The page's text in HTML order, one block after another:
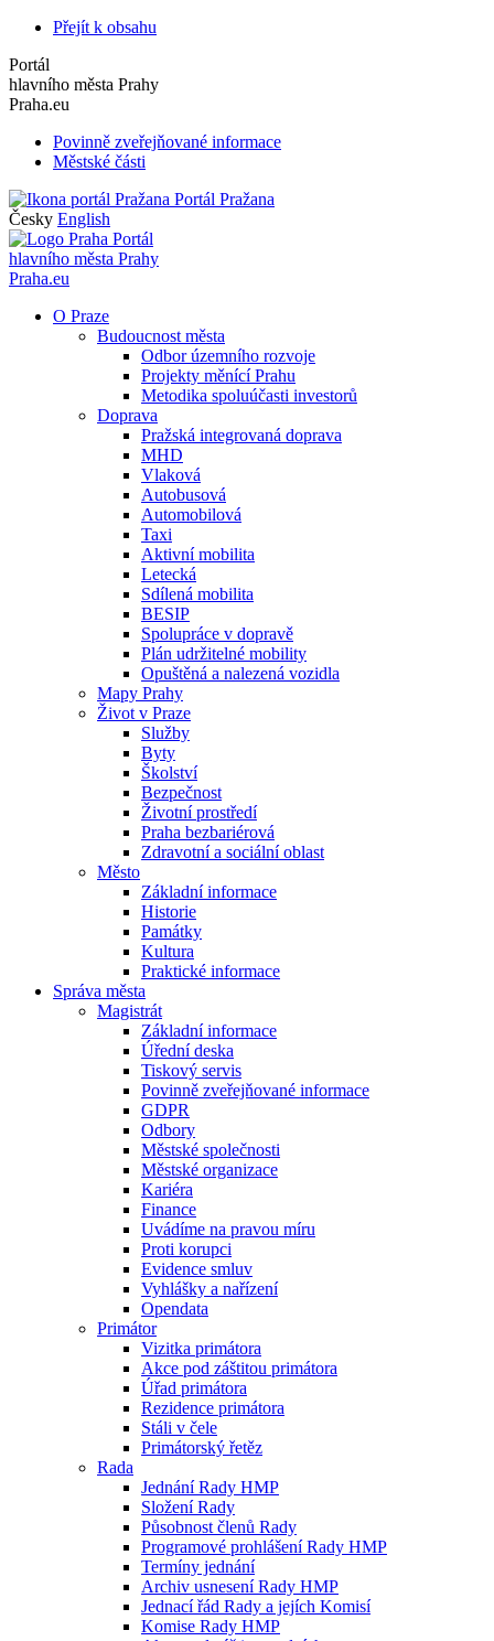
Přejít k obsahu
Portál
hlavního města Prahy
Praha.eu
Povinně zveřejňované informace
Městské části
Portál Pražana
Česky English
Portál
hlavního města Prahy
Praha.eu
O Praze
Budoucnost města
Odbor územního rozvoje
Projekty měnící Prahu
Metodika spoluúčasti investorů
Doprava
Pražská integrovaná doprava
MHD
Vlaková
Autobusová
Automobilová
Taxi
Aktivní mobilita
Letecká
Sdílená mobilita
BESIP
Spolupráce v dopravě
Plán udržitelné mobility
Opuštěná a nalezená vozidla
Mapy Prahy
Život v Praze
Služby
Byty
Školství
Bezpečnost
Životní prostředí
Praha bezbariérová
Zdravotní a sociální oblast
Město
Základní informace
Historie
Památky
Kultura
Praktické informace
Správa města
Magistrát
Základní informace
Úřední deska
Tiskový servis
Povinně zveřejňované informace
GDPR
Odbory
Městské společnosti
Městské organizace
Kariéra
Finance
Uvádíme na pravou míru
Proti korupci
Evidence smluv
Vyhlášky a nařízení
Opendata
Primátor
Vizitka primátora
Akce pod záštitou primátora
Úřad primátora
Rezidence primátora
Stáli v čele
Primátorský řetěz
Rada
Jednání Rady HMP
Složení Rady
Působnost členů Rady
Programové prohlášení Rady HMP
Termíny jednání
Archiv usnesení Rady HMP
Jednací řád Rady a jejích Komisí
Komise Rady HMP